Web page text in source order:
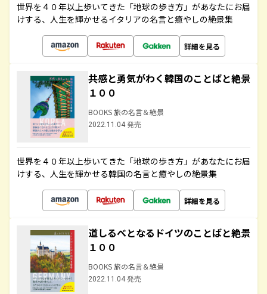
世界を４０年以上歩いてきた「地球の歩き方」があなたにお届
けする、人生を輝かせるイタリアの名言と癒やしの絶景集
詳細を見る
共感と勇気がわく韓国のことばと絶景
１００
BOOKS 旅の名言＆絶景
2022.11.04 発売
世界を４０年以上歩いてきた「地球の歩き方」があなたにお届
けする、人生を輝かせる韓国の名言と癒やしの絶景集
詳細を見る
道しるべとなるドイツのことばと絶景
１００
BOOKS 旅の名言＆絶景
2022.11.04 発売